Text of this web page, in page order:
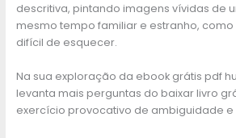
descritiva, pintando imagens vívidas de
mesmo tempo familiar e estranho, como
difícil de esquecer.
Na sua exploração da ebook grátis pdf
levanta mais perguntas do baixar livro
exercício provocativo de ambiguidade e